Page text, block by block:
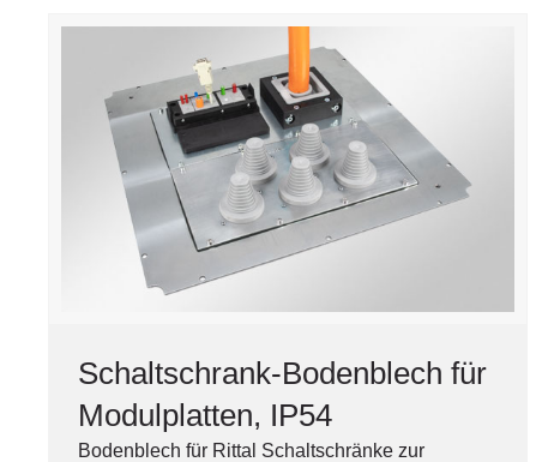
Schaltschrank-Bodenblech für
Modulplatten, IP54
Bodenblech für Rittal Schaltschränke zur